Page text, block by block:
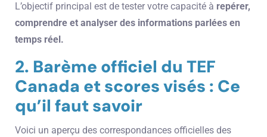
L’objectif principal est de tester votre capacité à repérer,
comprendre et analyser des informations parlées en
temps réel.
2. Barème officiel du TEF
Canada et scores visés : Ce
qu’il faut savoir
Voici un aperçu des correspondances officielles des